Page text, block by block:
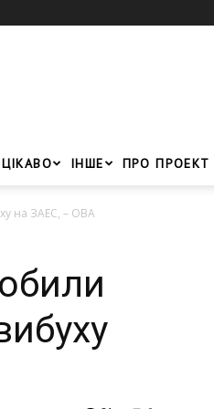
ІНШЕ ПРО ПРОЕКТ
на ЗАЕС, – ОВА